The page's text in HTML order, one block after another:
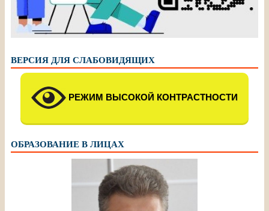
ВЕРСИЯ ДЛЯ СЛАБОВИДЯЩИХ
РЕЖИМ ВЫСОКОЙ КОНТРАСТНОСТИ
ОБРАЗОВАНИЕ В ЛИЦАХ